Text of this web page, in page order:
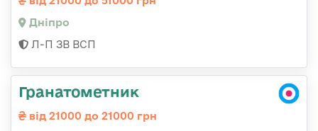
Дніпро
Л-П ЗВ ВСП
Гранатометник
від 21000 до 21000 грн